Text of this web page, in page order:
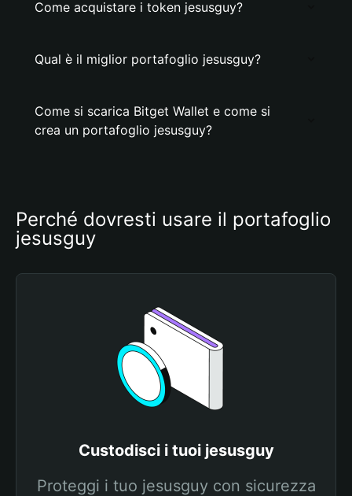
Come acquistare i token jesusguy?
Qual è il miglior portafoglio jesusguy?
Come si scarica Bitget Wallet e come si
crea un portafoglio jesusguy?
Perché dovresti usare il portafoglio
jesusguy
Custodisci i tuoi jesusguy
Proteggi i tuo jesusguy con sicurezza